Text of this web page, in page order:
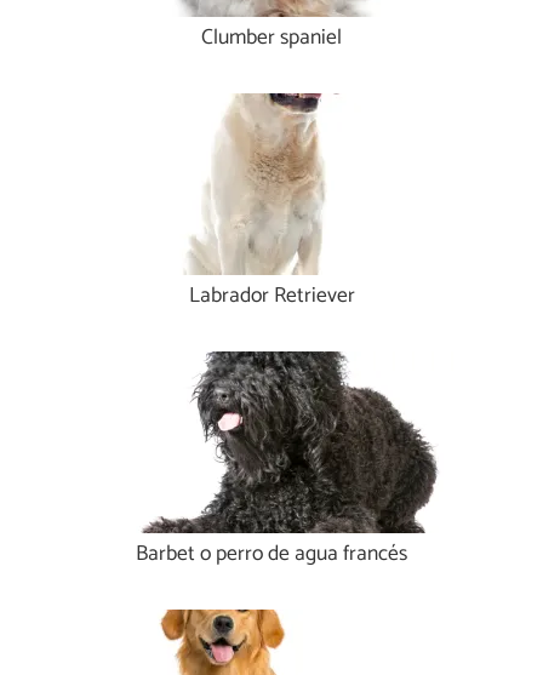
Clumber spaniel
Labrador Retriever
Barbet o perro de agua francés